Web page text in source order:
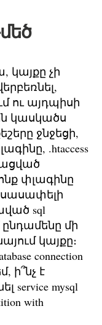
կայքը չի
ու այդպիսի
կասկածս
ջնջեցի,
.htaccess
փլագինը
սասափելի
sql
մի
կայքը։
connection
ի՞նչ է
service mysql
with